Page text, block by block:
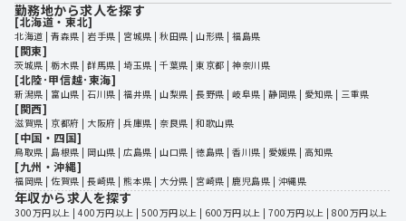
勤務地から求人を探す
[北海道・東北]
北海道 | 青森県 | 岩手県 | 宮城県 | 秋田県 | 山形県 | 福島県
[関東]
茨城県 | 栃木県 | 群馬県 | 埼玉県 | 千葉県 | 東京都 | 神奈川県
[北陸･甲信越･東海]
新潟県 | 富山県 | 石川県 | 福井県 | 山梨県 | 長野県 | 岐阜県 | 静岡県 | 愛知県 | 三重県
[関西]
滋賀県 | 京都府 | 大阪府 | 兵庫県 | 奈良県 | 和歌山県
[中国・四国]
鳥取県 | 島根県 | 岡山県 | 広島県 | 山口県 | 徳島県 | 香川県 | 愛媛県 | 高知県
[九州・沖縄]
福岡県 | 佐賀県 | 長崎県 | 熊本県 | 大分県 | 宮崎県 | 鹿児島県 | 沖縄県
年収から求人を探す
300万円以上 | 400万円以上 | 500万円以上 | 600万円以上 | 700万円以上 | 800万円以上